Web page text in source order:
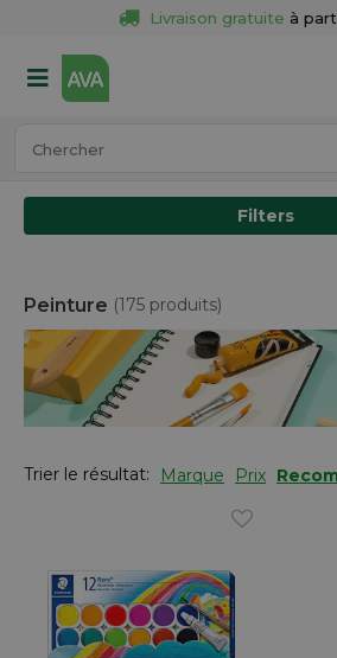
Livraison gratuite à
50
Filters
Peinture (175 produits)
Trier le résultat: Marque Prix